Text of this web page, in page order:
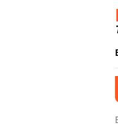
Kekuatan Baru,